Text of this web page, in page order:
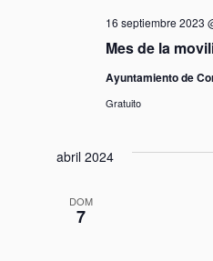
Mes de la
16 septiembre 2023
Ayuntamiento de
Gratuito
abril 2024
DOM
7